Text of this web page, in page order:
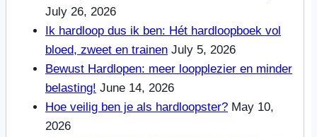
July 26, 2026
Ik hardloop dus ik ben: Hét hardloopboek vol
bloed, zweet en trainen July 5, 2026
Bewust Hardlopen: meer loopplezier en minder
belasting! June 14, 2026
Hoe veilig ben je als hardloopster? May 10,
2026